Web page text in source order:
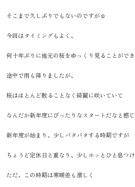
そこまで久しぶりでもないのですが☺️
今回はタイミングもよく、
何十年ぶりに地元の桜をゆっくり見ることがで
途中で雨も降りましたが、
桜はほとんど散ることなく綺麗に咲いていて
なんだか新年度にぴったりなスタートだなと感
新年度が始まり、少しバタバタする時期ですが
ちょうど定休日と重なり、少しホッとひと息つ
ただ、この時期は寒暖差も激しく